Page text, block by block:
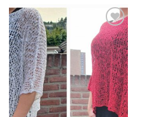
Toevoegen
aan
wenslijst